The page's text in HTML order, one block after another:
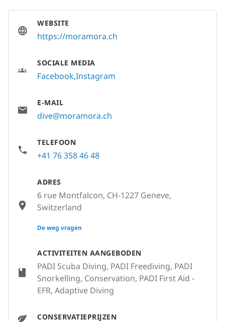
ACTIVITEITEN AANGEBODEN
PADI Scuba Diving, PADI Freediving, PADI
Snorkelling, Conservation, PADI First Aid -
EFR, Adaptive Diving
CONSERVATIEPRIJZEN
WEBSITE
https://moramora.ch
SOCIALE MEDIA
FacebookInstagram
E-MAIL
dive@moramora.ch
TELEFOON
+41 76 358 46 48
ADRES
6 rue Montfalcon, CH-1227 Geneve,
Switzerland
None
De weg vragen